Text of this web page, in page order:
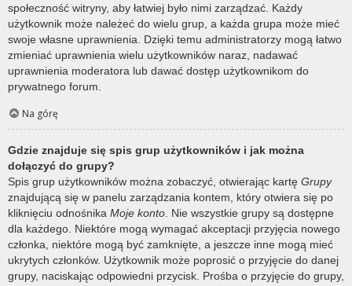
społeczność witryny, aby łatwiej było nimi zarządzać. Każdy
użytkownik może należeć do wielu grup, a każda grupa może mieć
swoje własne uprawnienia. Dzięki temu administratorzy mogą łatwo
zmieniać uprawnienia wielu użytkowników naraz, nadawać
uprawnienia moderatora lub dawać dostęp użytkownikom do
prywatnego forum.
Na górę
Gdzie znajduje się spis grup użytkowników i jak można
dołączyć do grupy?
Spis grup użytkowników można zobaczyć, otwierając kartę Grupy
znajdującą się w panelu zarządzania kontem, który otwiera się po
kliknięciu odnośnika Moje konto . Nie wszystkie grupy są dostępne
dla każdego. Niektóre mogą wymagać akceptacji przyjęcia nowego
członka, niektóre mogą być zamknięte, a jeszcze inne mogą mieć
ukrytych członków. Użytkownik może poprosić o przyjęcie do danej
grupy, naciskając odpowiedni przycisk. Prośba o przyjęcie do grupy,